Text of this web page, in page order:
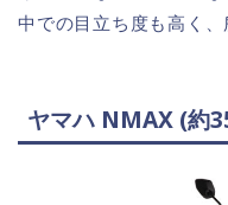
中での目立ち度も高く、
ヤマハ NMAX (約